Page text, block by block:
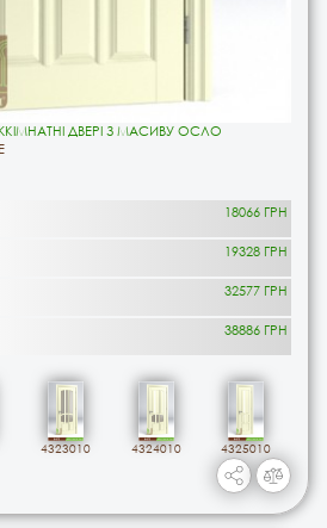
ДВЕРІ З МАСИВУ ОСЛО
18066 ГРН
19328 ГРН
32577 ГРН
38886 ГРН
4323010 4324010 4325010